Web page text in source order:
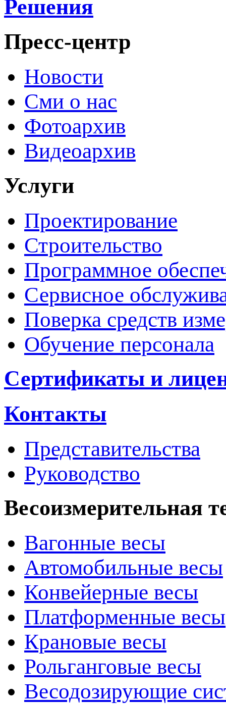
Решения
Пресс-центр
Новости
Сми о нас
Фотоархив
Видеоархив
Услуги
Проектирование
Строительство
Программное
Сервисное
Поверка средств
Обучение персонала
Сертификаты и
Контакты
Представительства
Руководство
Весоизмерительная
Вагонные весы
Автомобильные весы
Конвейерные весы
Платформенные весы
Крановые весы
Рольганговые весы
Весодозирующие